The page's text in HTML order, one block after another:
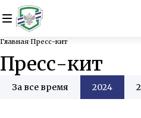
Главная Пресс-кит
Пресс-кит
За все время 2024